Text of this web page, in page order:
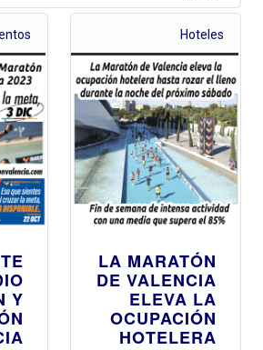
Y
Hoteles
LA MARATÓN
DE VALENCIA
ELEVA LA
OCUPACIÓN
HOTELERA